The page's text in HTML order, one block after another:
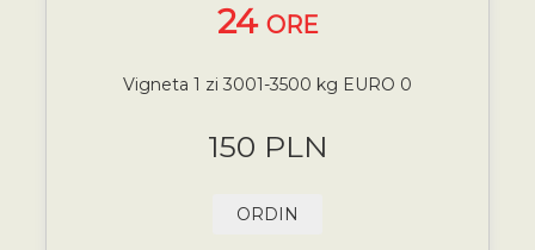
24 ORE
Vigneta 1 zi 3001-3500 kg EURO 0
150 PLN
ORDIN